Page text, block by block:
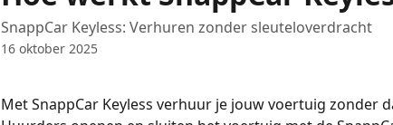
SnappCar Keyless: Verhuren zonder sleuteloverdracht
16 oktober 2025
Met SnappCar Keyless verhuur je jouw voertuig zonder